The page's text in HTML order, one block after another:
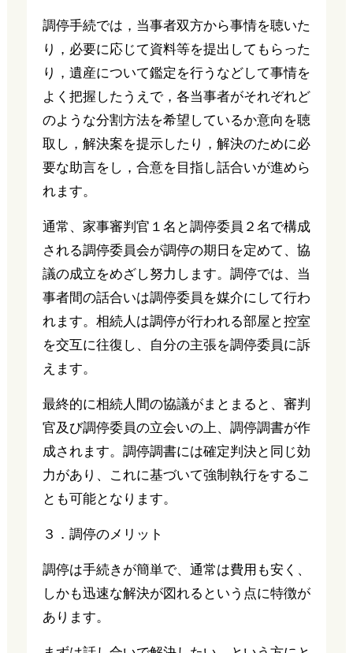
調停手続では，当事者双方から事情を聴いた
り，必要に応じて資料等を提出してもらった
り，遺産について鑑定を行うなどして事情を
よく把握したうえで，各当事者がそれぞれど
のような分割方法を希望しているか意向を聴
取し，解決案を提示したり，解決のために必
要な助言をし，合意を目指し話合いが進めら
れます。
通常、家事審判官１名と調停委員２名で構成
される調停委員会が調停の期日を定めて、協
議の成立をめざし努力します。調停では、当
事者間の話合いは調停委員を媒介にして行わ
れます。相続人は調停が行われる部屋と控室
を交互に往復し、自分の主張を調停委員に訴
えます。
最終的に相続人間の協議がまとまると、審判
官及び調停委員の立会いの上、調停調書が作
成されます。調停調書には確定判決と同じ効
力があり、これに基づいて強制執行をするこ
とも可能となります。
３．調停のメリット
調停は手続きが簡単で、通常は費用も安く、
しかも迅速な解決が図れるという点に特徴が
あります。